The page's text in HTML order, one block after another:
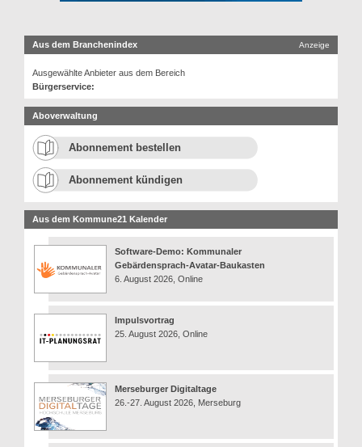
Aus dem Branchenindex Anzeige
Ausgewählte Anbieter aus dem Bereich
Bürgerservice:
Aboverwaltung
Abonnement bestellen
Abonnement kündigen
Aus dem Kommune21 Kalender
Software-Demo: Kommunaler
Gebärdensprach-Avatar-Baukasten
6. August 2026, Online
Impulsvortrag
25. August 2026, Online
Merseburger Digitaltage
26.-27. August 2026, Merseburg